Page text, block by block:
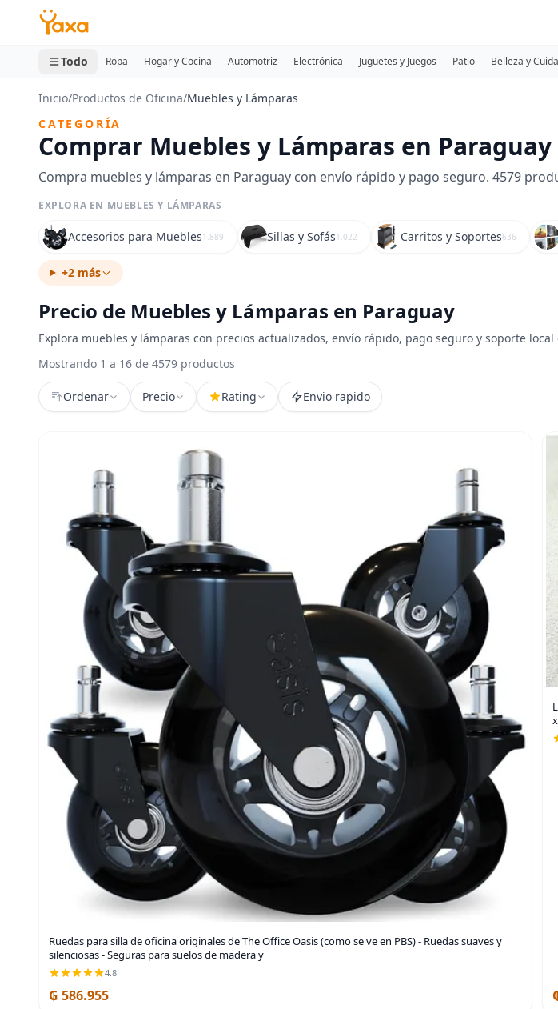
MINI CARRITO
0 productos
Todo Ropa Hogar y Cocina Automotriz Electrónica Juguetes y Juegos Patio Belleza y
Inicio/Productos de Oficina/Muebles y Lámparas
CATEGORÍA
Comprar Muebles y Lámparas en Paraguay
Compra muebles y lámparas en Paraguay con envío rápido y pago seguro. 4579
EXPLORA EN MUEBLES Y LÁMPARAS
Accesorios para Muebles1.889 Sillas y Sofás1.022 Carritos y Soportes636
+2 más
Precio de Muebles y Lámparas en Paraguay
Explora muebles y lámparas con precios actualizados, envío rápido, pago seguro y soporte local
Mostrando 1 a 16 de 4579 productos
Ordenar Precio Rating Envio rapido
Ruedas para silla de oficina originales de The Office Oasis (como se ve en PBS) - Ruedas suaves y
silenciosas - Seguras para suelos de madera y
4.8
₲ 586.955